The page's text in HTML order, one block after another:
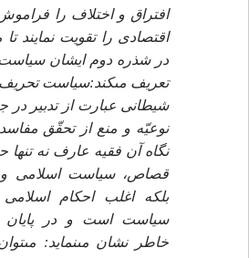
افتراق و اختلاف را فراموش
اقتصادى را تقويت نمايند
در شذره دوم ايشان سياست
تعريف مى‏كند:سياست تحريف
شيطانى عبارت از تدبير در
نوعيّه و منع از تحقّق
نگاه آن فقيه عارف نه تنها
قصاص، سياست اسلامى
بلكه اغلب احكام
سياست است و در پايان
خاطر نشان مى‏نمايد: